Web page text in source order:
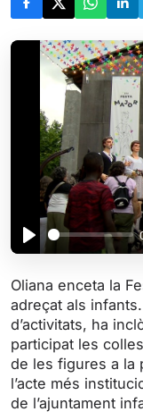
P
a
y
Oliana enceta la
adreçat als
d’activitats, ha
participat les
de les figures a la
l’acte més
de l’ajuntament